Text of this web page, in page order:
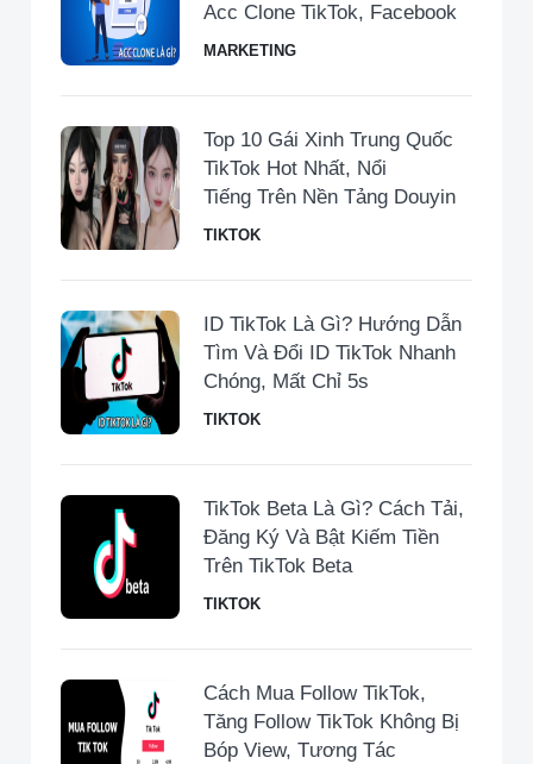
Acc Clone TikTok, Facebook
MARKETING
Top 10 Gái Xinh Trung Quốc
TikTok Hot Nhất, Nổi
Tiếng Trên Nền Tảng Douyin
TIKTOK
ID TikTok Là Gì? Hướng Dẫn
Tìm Và Đổi ID TikTok Nhanh
Chóng, Mất Chỉ 5s
TIKTOK
TikTok Beta Là Gì? Cách Tải,
Đăng Ký Và Bật Kiếm Tiền
Trên TikTok Beta
TIKTOK
Cách Mua Follow TikTok,
Tăng Follow TikTok Không Bị
Bóp View, Tương Tác